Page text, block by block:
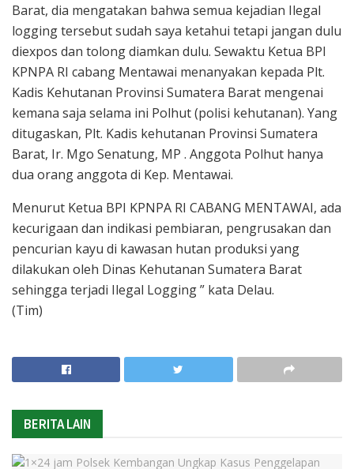
Barat, dia mengatakan bahwa semua kejadian Ilegal
logging tersebut sudah saya ketahui tetapi jangan dulu
diexpos dan tolong diamkan dulu. Sewaktu Ketua BPI
KPNPA RI cabang Mentawai menanyakan kepada Plt.
Kadis Kehutanan Provinsi Sumatera Barat mengenai
kemana saja selama ini Polhut (polisi kehutanan). Yang
ditugaskan, Plt. Kadis kehutanan Provinsi Sumatera
Barat, Ir. Mgo Senatung, MP . Anggota Polhut hanya
dua orang anggota di Kep. Mentawai.
Menurut Ketua BPI KPNPA RI CABANG MENTAWAI, ada
kecurigaan dan indikasi pembiaran, pengrusakan dan
pencurian kayu di kawasan hutan produksi yang
dilakukan oleh Dinas Kehutanan Sumatera Barat
sehingga terjadi Ilegal Logging ” kata Delau.
(Tim)
BERITA LAIN